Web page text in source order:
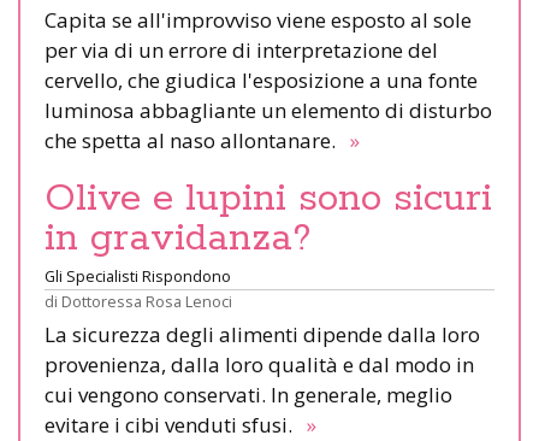
Capita se all'improvviso viene esposto al sole
per via di un errore di interpretazione del
cervello, che giudica l'esposizione a una fonte
luminosa abbagliante un elemento di disturbo
che spetta al naso allontanare. »
Olive e lupini sono sicuri
in gravidanza?
Gli Specialisti Rispondono
di Dottoressa Rosa Lenoci
La sicurezza degli alimenti dipende dalla loro
provenienza, dalla loro qualità e dal modo in
cui vengono conservati. In generale, meglio
evitare i cibi venduti sfusi. »